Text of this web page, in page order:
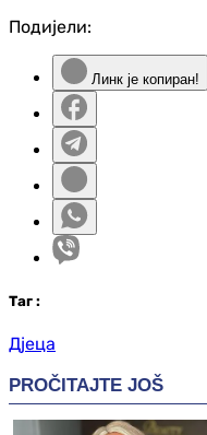
Подијели:
Линк је копиран!
Таг :
Дјеца